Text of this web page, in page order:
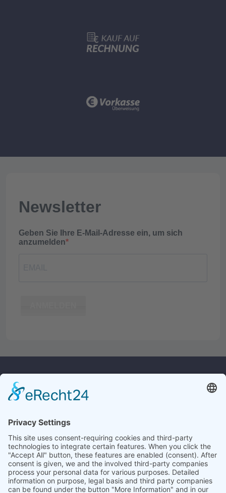
Newsletter
Geben Sie Ihre E-Mail-Adresse ein, um sich
anzumelden
Kontakt
Monforts Quartier 32
Tel.:+49 2161/23619
E-Mail:info@culina.de
Datenschutz
AGB
Impressum
Service